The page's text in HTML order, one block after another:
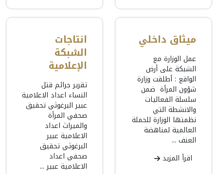
ميثاق داخلي
عمل الوزارة مع
الشبكة على أرض
الواقع : أطلقت وزارة
شؤون المرأة ضمن
سلسلة الفعاليات
والانشطة التي
نظمتها الوزارة للحملة
العالمية لمناهضة
العنف ...
اقرأ المزيد
انتاجات
الشبكة
الإعلامية
تقرير جرائم قتل
النساء اعداد الاعلامية
عبير البرغوثي تحقيق
صحفي المرأة
والميراث اعداد
الاعلامية عبير
البرغوثي تحقيق
صحفي اعداد
الاعلامية عبير ...